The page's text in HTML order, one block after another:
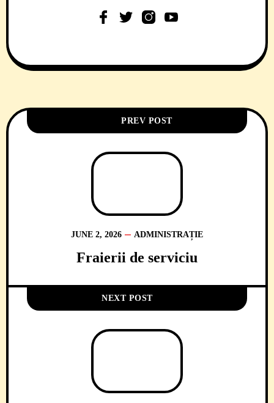
PREV POST
JUNE 2, 2026 ADMINISTRAȚIE
Fraierii de serviciu
NEXT POST